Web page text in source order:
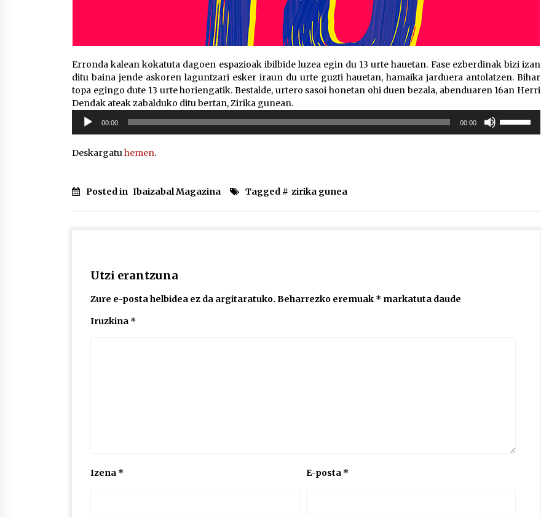
Erronda kalean kokatuta dagoen espazioak ibilbide luzea egin du 13 urte hauetan. Fase ezberdinak bizi izan
ditu baina jende askoren laguntzari esker iraun du urte guzti hauetan, hamaika jarduera antolatzen. Bihar
topa egingo dute 13 urte horiengatik. Bestalde, urtero sasoi honetan ohi duen bezala, abenduaren 16an Herri
Dendak ateak zabalduko ditu bertan, Zirika gunean.
Soinu
erreproduzigailua
00:00 00:00
Deskargatuhemen.
Posted in Ibaizabal Magazina Tagged # zirika gunea
Utzi erantzuna
Zure e-posta helbidea ez da argitaratuko. Beharrezko eremuak * markatuta daude
Iruzkina *
Izena * E-posta *